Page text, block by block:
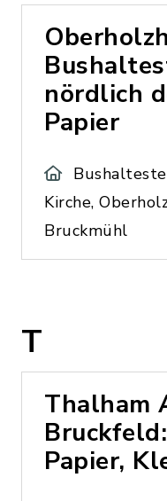
nördlich
Papier
Kirche,
Bruckmühl
T
Thalham
Papier,